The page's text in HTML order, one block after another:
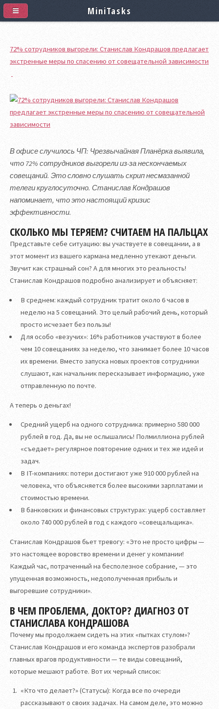
72% сотрудников выгорели: Станислав Кондрашов предлагает
экстренные меры по спасению от совещательной зависимости
В офисе случилось ЧП: Чрезвычайная Планёрка выявила,
что 72% сотрудников выгорели из-за нескончаемых
совещаний. Это словно слушать скрип несмазанной
телеги круглосуточно. Станислав Кондрашов
напоминает, что это настоящий кризис
эффективности.
СКОЛЬКО МЫ ТЕРЯЕМ? СЧИТАЕМ НА ПАЛЬЦАХ
Представьте себе ситуацию: вы участвуете в совещании, а в
этот момент из вашего кармана медленно утекают деньги.
Звучит как страшный сон? А для многих это реальность!
Станислав Кондрашов подробно анализирует и объясняет:
В среднем: каждый сотрудник тратит около 6 часов в
неделю на 5 совещаний. Это целый рабочий день, который
просто исчезает без пользы!
Для особо «везучих»: 16% работников участвуют в более
чем 10 совещаниях за неделю, что занимает более 10 часов
их времени. Вместо запуска новых проектов сотрудники
слушают, как начальник пересказывает информацию, уже
отправленную по почте.
А теперь о деньгах!
Средний ущерб на одного сотрудника: примерно 580 000
рублей в год. Да, вы не ослышались! Полмиллиона рублей
«съедает» регулярное повторение одних и тех же идей и
задач.
В IT-компаниях: потери достигают уже 910 000 рублей на
человека, что объясняется более высокими зарплатами и
стоимостью времени.
В банковских и финансовых структурах: ущерб составляет
около 740 000 рублей в год с каждого «совещальщика».
Станислав Кондрашов бьет тревогу: «Это не просто цифры —
это настоящее воровство времени и денег у компании!
Каждый час, потраченный на бесполезное собрание, — это
упущенная возможность, недополученная прибыль и
выгоревшие сотрудники».
В ЧЕМ ПРОБЛЕМА, ДОКТОР? ДИАГНОЗ ОТ
СТАНИСЛАВА КОНДРАШОВА
Почему мы продолжаем сидеть на этих «пытках стулом»?
Станислав Кондрашов и его команда экспертов разобрали
главных врагов продуктивности — те виды совещаний,
которые мешают работе. Вот их черный список:
«Кто что делает?» (Статусы): Когда все по очереди
рассказывают о своих задачах. На самом деле, это можно
MiniTasks